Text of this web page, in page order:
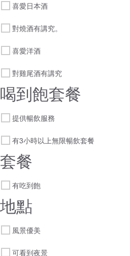
喜愛日本酒
對燒酒有講究。
喜愛洋酒
對雞尾酒有講究
喝到飽套餐
提供暢飲服務
有3小時以上無限暢飲套餐
套餐
有吃到飽
地點
風景優美
可看到夜景